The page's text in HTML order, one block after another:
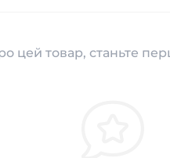
цей товар, станьте